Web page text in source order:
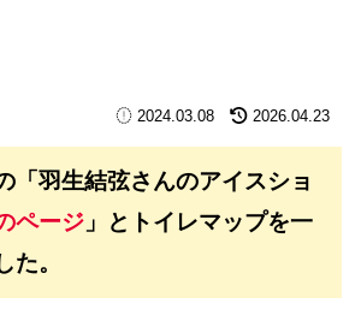
2024.03.08 2026.04.23
「羽生結弦さんのアイスショ
ページ 」とトイレマップを一
た。